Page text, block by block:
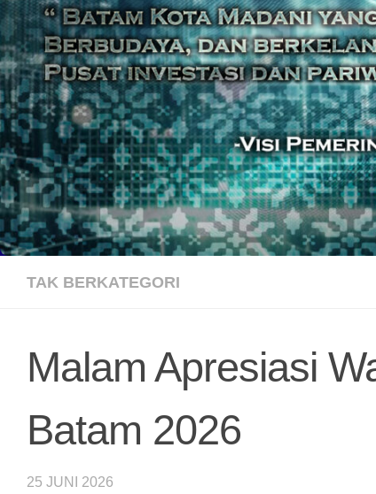
TAK BERKATEGORI
Malam Apresiasi
Batam 2026
25 JUNI 2026